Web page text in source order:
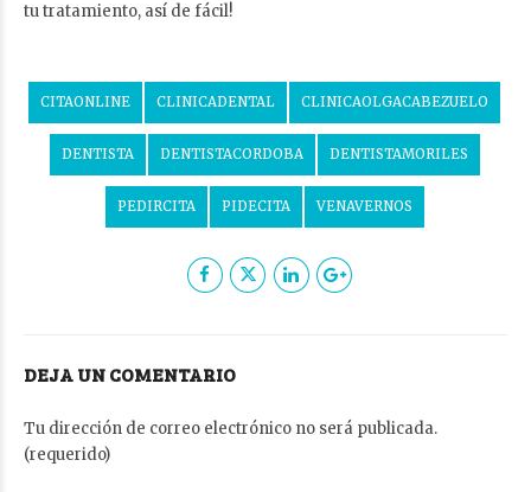
tu tratamiento, así de fácil!
CITAONLINE CLINICADENTAL CLINICAOLGACABEZUELO
DENTISTA DENTISTACORDOBA DENTISTAMORILES
PEDIRCITA PIDECITA VENAVERNOS
DEJA UN COMENTARIO
Tu dirección de correo electrónico no será publicada.
(requerido)